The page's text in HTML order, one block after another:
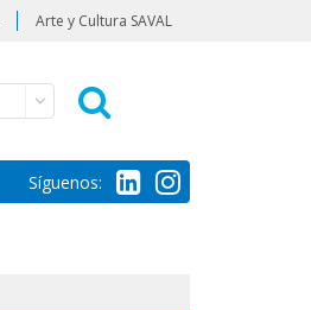
Arte y Cultura SAVAL
Síguenos: